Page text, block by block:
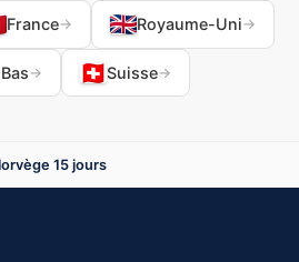
France→ Royaume-Uni →
→ Suisse→
15 jours